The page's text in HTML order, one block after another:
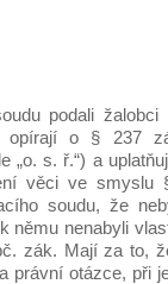
podali žalobci
opírají o § 237
„o. s. ř.“) a
věci ve
soudu, že
němu nenabyli
zák. Mají za to,
právní otázce, při